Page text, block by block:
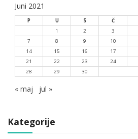
Juni 2021
P U S Č
1
2 3
7
8 9 10
14
15 16 17
21
22 23 24
28
29 30
« maj jul »
Kategorije